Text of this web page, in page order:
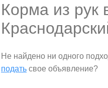
Корма из рук
Не найдено ни одного
подать свое объявление?